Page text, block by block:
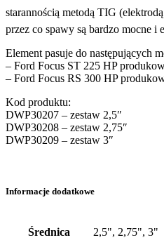
starannością metodą TIG
przez co spawy są bardzo mocne i
Element pasuje do następujących
– Ford Focus ST 225 HP
– Ford Focus RS 300 HP
Kod produktu:
DWP30207 – zestaw 2,5″
DWP30208 – zestaw 2,75″
DWP30209 – zestaw 3″
Informacje dodatkowe
Średnica 2,5", 2,75", 3"